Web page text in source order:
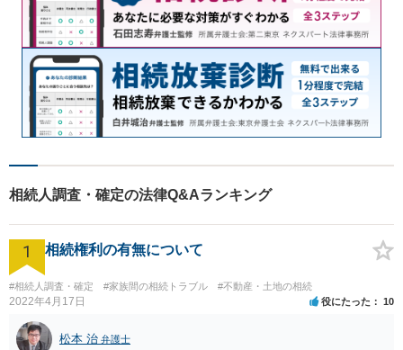
相続人調査・確定の法律Q&Aランキング
1 相続権利の有無について
#相続人調査・確定 #家族間の相続トラブル #不動産・土地の相続
2022年4月17日 役にたった 10
松本 治 弁護士